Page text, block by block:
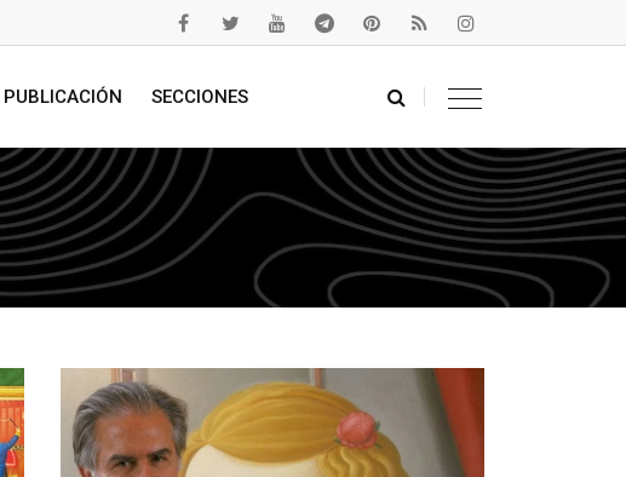
PUBLICACIÓN SECCIONES